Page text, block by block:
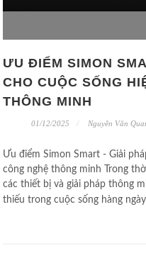
ƯU ĐIỂM SIMON
CHO CUỘC SỐNG
THÔNG MINH
01/12/2025 Nguyễn Văn
Ưu điểm Simon Smart - Giải
công nghệ thông minh Trong
các thiết bị và giải pháp thông
thiếu trong cuộc sống hàng